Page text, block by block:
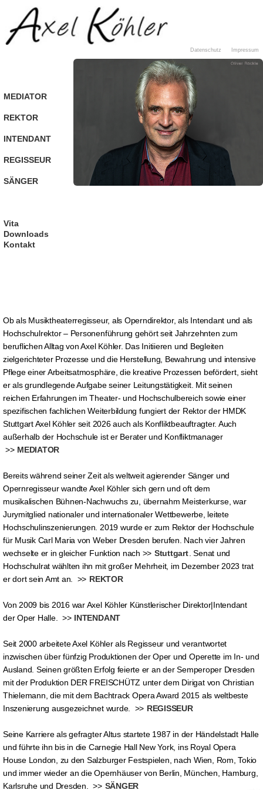
Datenschutz Impressum
MEDIATOR
REKTOR
INTENDANT
REGISSEUR
SÄNGER
Vita
Downloads
Kontakt
Ob als Musiktheaterregisseur, als Operndirektor, als Intendant und als
Hochschulrektor – Personenführung gehört seit Jahrzehnten zum
beruflichen Alltag von Axel Köhler. Das Initiieren und Begleiten
zielgerichteter Prozesse und die Herstellung, Bewahrung und intensive
Pflege einer Arbeitsatmosphäre, die kreative Prozessen befördert, sieht
er als grundlegende Aufgabe seiner Leitungstätigkeit. Mit seinen
reichen Erfahrungen im Theater- und Hochschulbereich sowie einer
spezifischen fachlichen Weiterbildung fungiert der Rektor der HMDK
Stuttgart Axel Köhler seit 2026 auch als Konfliktbeauftragter. Auch
außerhalb der Hochschule ist er Berater und Konfliktmanager
>> MEDIATOR
Bereits während seiner Zeit als weltweit agierender Sänger und
Opernregisseur wandte Axel Köhler sich gern und oft dem
musikalischen Bühnen-Nachwuchs zu, übernahm Meisterkurse, war
Jurymitglied nationaler und internationaler Wettbewerbe, leitete
Hochschulinszenierungen. 2019 wurde er zum Rektor der Hochschule
für Musik Carl Maria von Weber Dresden berufen. Nach vier Jahren
wechselte er in gleicher Funktion nach >> Stuttgart . Senat und
Hochschulrat wählten ihn mit großer Mehrheit, im Dezember 2023 trat
er dort sein Amt an. >> REKTOR
Von 2009 bis 2016 war Axel Köhler Künstlerischer Direktor|Intendant
der Oper Halle. >> INTENDANT
Seit 2000 arbeitete Axel Köhler als Regisseur und verantwortet
inzwischen über fünfzig Produktionen der Oper und Operette im In- und
Ausland. Seinen größten Erfolg feierte er an der Semperoper Dresden
mit der Produktion DER FREISCHÜTZ unter dem Dirigat von Christian
Thielemann, die mit dem Bachtrack Opera Award 2015 als weltbeste
Inszenierung ausgezeichnet wurde. >> REGISSEUR
Seine Karriere als gefragter Altus startete 1987 in der Händelstadt Halle
und führte ihn bis in die Carnegie Hall New York, ins Royal Opera
House London, zu den Salzburger Festspielen, nach Wien, Rom, Tokio
und immer wieder an die Opernhäuser von Berlin, München, Hamburg,
Karlsruhe und Dresden. >> SÄNGER